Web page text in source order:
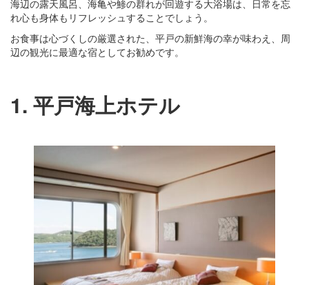
海辺の露天風呂、海亀や鯵の群れが回遊する大浴場は、日常を忘
れ心も身体もリフレッシュすることでしょう。
お食事は心づくしの厳選された、平戸の新鮮海の幸が味わえ、周
辺の観光に最適な宿としてお勧めです。
1. 平戸海上ホテル